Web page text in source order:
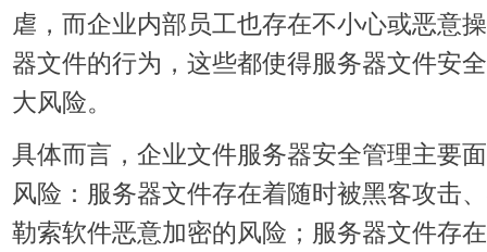
虐，而企业内部员工也存在不小心或恶意
器文件的行为，这些都使得服务器文件安
大风险。
具体而言，企业文件服务器安全管理主要
风险： 服务器文件存在着随时被黑客攻击
勒索软件恶意加密的风险； 服务器文件存